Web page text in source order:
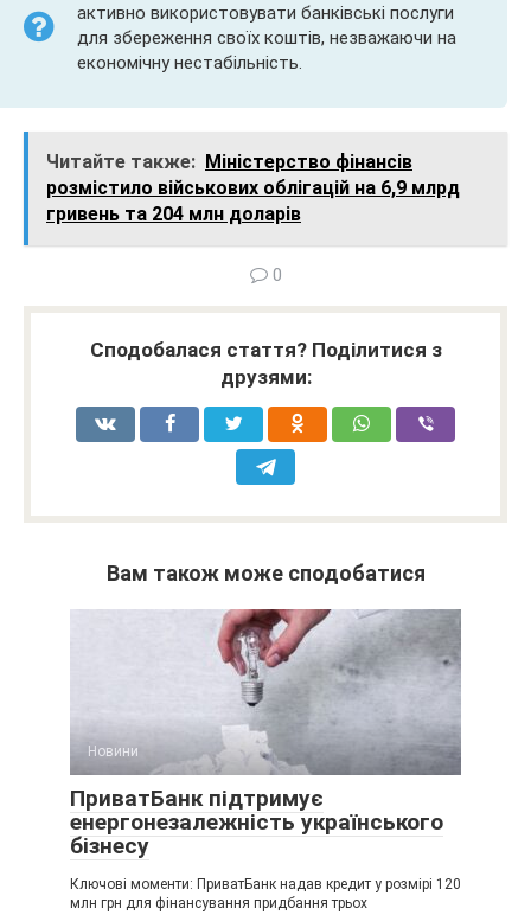
активно використовувати банківські послуги
для збереження своїх коштів, незважаючи на
економічну нестабільність.
Читайте также: Міністерство фінансів
розмістило військових облігацій на 6,9 млрд
гривень та 204 млн доларів
0
Сподобалася стаття? Поділитися з
друзями:
Вам також може сподобатися
Новини
ПриватБанк підтримує
енергонезалежність українського
бізнесу
Ключові моменти: ПриватБанк надав кредит у розмірі 120
млн грн для фінансування придбання трьох